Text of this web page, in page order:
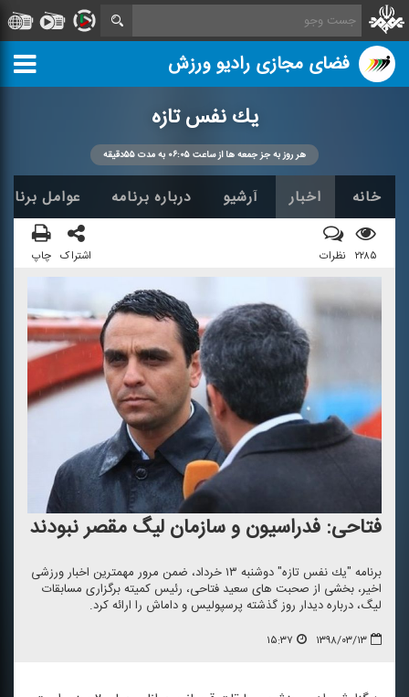
فضای مجازی رادیو ورزش
یك نفس تازه
هر روز به جز جمعه ها از ساعت ۰۶:۰۵ به مدت ۵۵دقیقه
خانه اخبار آرشیو درباره برنامه عوامل برنامه
۲۲۸۵ نظرات اشتراک چاپ
فتاحی: فدراسیون و سازمان لیگ مقصر نبودند
برنامه "یك نفس تازه" دوشنبه ۱۳ خرداد، ضمن مرور مهمترین اخبار ورزشی
اخیر، بخشی از صحبت های سعید فتاحی، رئیس كمیته برگزاری مسابقات
لیگ، درباره دیدار روز گذشته پرسپولیس و داماش را ارائه كرد.
۱۳۹۸/۰۳/۱۳ ۱۵:۳۷